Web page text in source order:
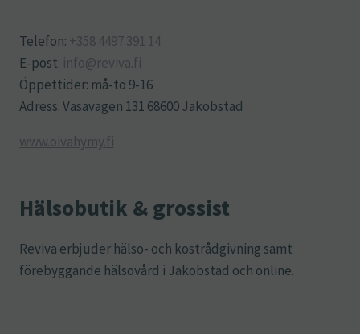
Telefon: +358 4497 391 14
E-post: info@reviva.fi
Öppettider: må-to 9-16
Adress: Vasavägen 131 68600 Jakobstad
www.oivahymy.fi
Hälsobutik & grossist
Reviva erbjuder hälso- och kostrådgivning samt
förebyggande hälsovård i Jakobstad och online.